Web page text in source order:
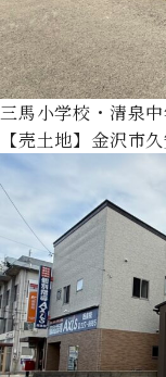
三馬小学校・清泉
【売土地】金沢市